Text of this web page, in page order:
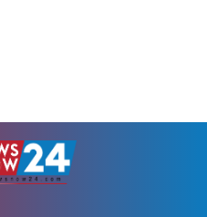
(৪২), রুনা...